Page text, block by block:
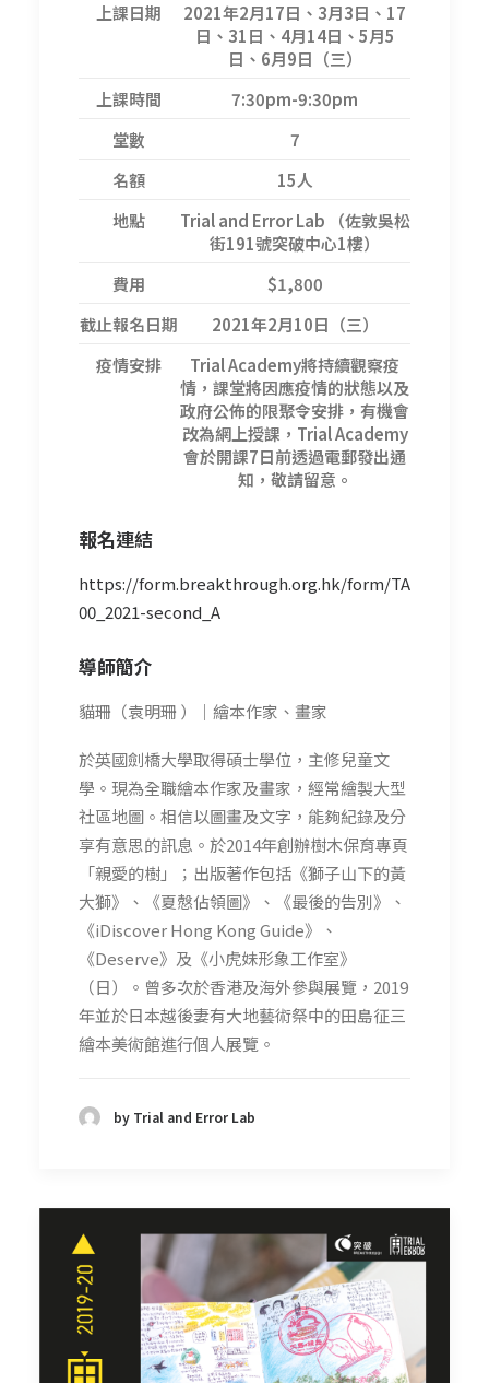
上課日期
2021年2月17日、3月3日、17
日、31日、4月14日、5月5
日、6月9日（三）
上課時間
7:30pm-9:30pm
堂數
7
名額
15人
地點
Trial and Error Lab （佐敦吳松
街191號突破中心1樓）
費用
$1,800
截止報名日期
2021年2月10日（三）
疫情安排
Trial Academy將持續觀察疫
情，課堂將因應疫情的狀態以及
政府公佈的限聚令安排，有機會
改為網上授課，Trial Academy
會於開課7日前透過電郵發出通
知，敬請留意。
報名連結
https://form.breakthrough.org.hk/form/TA
00_2021-second_A
導師簡介
貓珊（袁明珊 ）｜繪本作家、畫家
於英國劍橋大學取得碩士學位，主修兒童文
學。現為全職繪本作家及畫家，經常繪製大型
社區地圖。相信以圖畫及文字，能夠紀錄及分
享有意思的訊息。於2014年創辦樹木保育專頁
「親愛的樹」；出版著作包括《獅子山下的黃
大獅》、《夏慤佔領圖》、《最後的告別》、
《iDiscover Hong Kong Guide》、
《Deserve》及《小虎妹形象工作室》
（日）。曾多次於香港及海外參與展覽，2019
年並於日本越後妻有大地藝術祭中的田島征三
繪本美術館進行個人展覽。
by Trial and Error Lab